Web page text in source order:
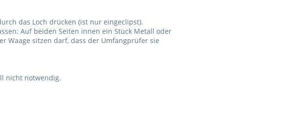
das Loch drücken (ist nur eingeclipst).
Auf beiden Seiten innen ein Stück Metall oder
Waage sitzen darf, dass der Umfangprüfer sie
nicht notwendig.